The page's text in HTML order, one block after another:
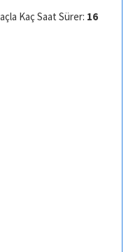
Kaç Saat Sürer: 16